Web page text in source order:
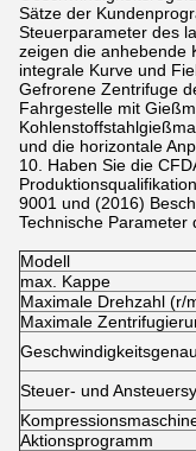
Sätze der
Steuerparameter des
zeigen die anhebende
integrale Kurve und
Gefrorene Zentrifuge
Fahrgestelle mit
und die horizontale
10. Haben Sie die
9001 und (2016)
Technische Parameter
Modell
max. Kappe
Maximale Drehzahl (r/
Maximale
Steuer- und
Aktionsprogramm